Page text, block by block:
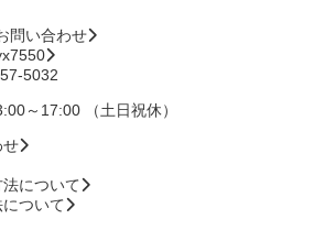
問い合わせ
5032
～17:00 （土日祝休）
せ
について
ついて